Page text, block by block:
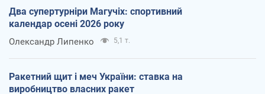
Два супертурніри Магучіх: спортивний
календар осені 2026 року
Олександр Липенко 5,1 т.
Ракетний щит і меч України: ставка на
виробництво власних ракет